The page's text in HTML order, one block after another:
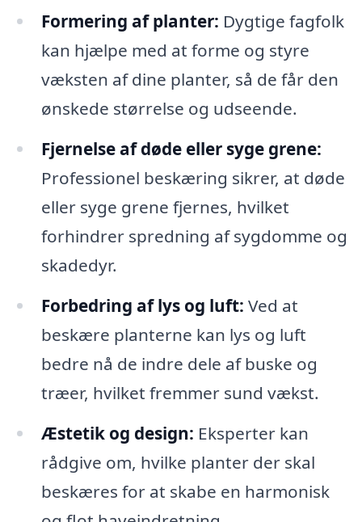
Formering af planter: Dygtige fagfolk
kan hjælpe med at forme og styre
væksten af dine planter, så de får den
ønskede størrelse og udseende.
Fjernelse af døde eller syge grene:
Professionel beskæring sikrer, at døde
eller syge grene fjernes, hvilket
forhindrer spredning af sygdomme og
skadedyr.
Forbedring af lys og luft: Ved at
beskære planterne kan lys og luft
bedre nå de indre dele af buske og
træer, hvilket fremmer sund vækst.
Æstetik og design: Eksperter kan
rådgive om, hvilke planter der skal
beskæres for at skabe en harmonisk